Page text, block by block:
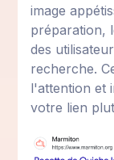
image
préparation,
des
recherche.
l'attention et
votre lien